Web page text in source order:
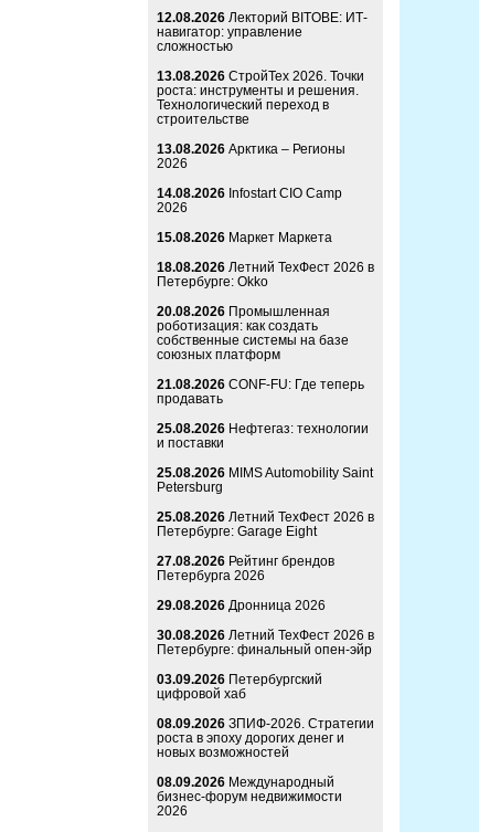
12.08.2026 Лекторий BITOBE: ИТ-
навигатор: управление
сложностью
13.08.2026 СтройТех 2026. Точки
роста: инструменты и решения.
Технологический переход в
строительстве
13.08.2026 Арктика – Регионы
2026
14.08.2026 Infostart CIO Camp
2026
15.08.2026 Маркет Маркета
18.08.2026 Летний ТехФест 2026 в
Петербурге: Okko
20.08.2026 Промышленная
роботизация: как создать
собственные системы на базе
союзных платформ
21.08.2026 CONF-FU: Где теперь
продавать
25.08.2026 Нефтегаз: технологии
и поставки
25.08.2026 MIMS Automobility Saint
Petersburg
25.08.2026 Летний ТехФест 2026 в
Петербурге: Garage Eight
27.08.2026 Рейтинг брендов
Петербурга 2026
29.08.2026 Дронница 2026
30.08.2026 Летний ТехФест 2026 в
Петербурге: финальный опен-эйр
03.09.2026 Петербургский
цифровой хаб
08.09.2026 ЗПИФ-2026. Стратегии
роста в эпоху дорогих денег и
новых возможностей
08.09.2026 Международный
бизнес-форум недвижимости
2026